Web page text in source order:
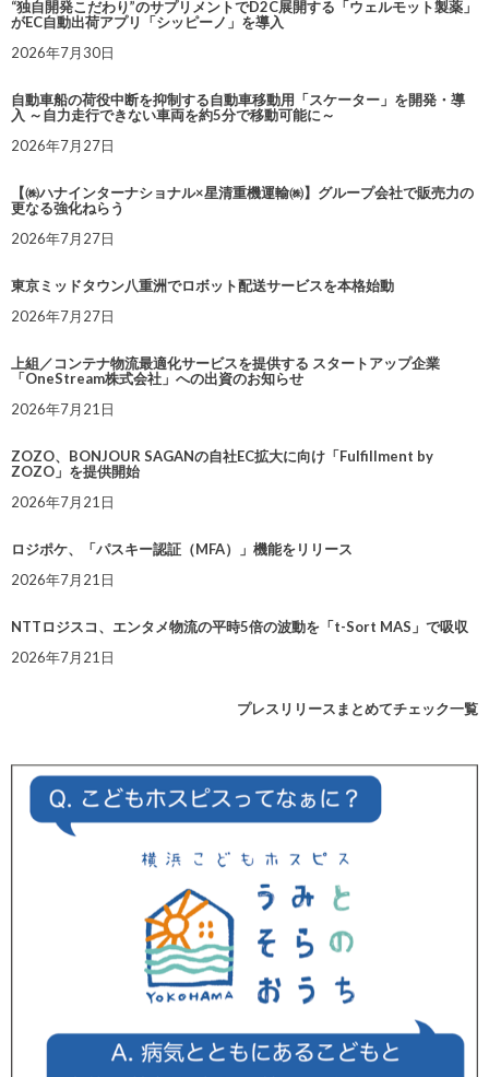
“独自開発こだわり”のサプリメントでD2C展開する「ウェルモット製薬」
がEC自動出荷アプリ「シッピーノ」を導入
2026年7月30日
自動車船の荷役中断を抑制する自動車移動用「スケーター」を開発・導
入 ～自力走行できない車両を約5分で移動可能に～
2026年7月27日
【㈱ハナインターナショナル×星清重機運輸㈱】グループ会社で販売力の
更なる強化ねらう
2026年7月27日
東京ミッドタウン八重洲でロボット配送サービスを本格始動
2026年7月27日
上組／コンテナ物流最適化サービスを提供する スタートアップ企業
「OneStream株式会社」への出資のお知らせ
2026年7月21日
ZOZO、BONJOUR SAGANの自社EC拡大に向け「Fulfillment by
ZOZO」を提供開始
2026年7月21日
ロジポケ、「パスキー認証（MFA）」機能をリリース
2026年7月21日
NTTロジスコ、エンタメ物流の平時5倍の波動を「t-Sort MAS」で吸収
2026年7月21日
プレスリリースまとめてチェック一覧